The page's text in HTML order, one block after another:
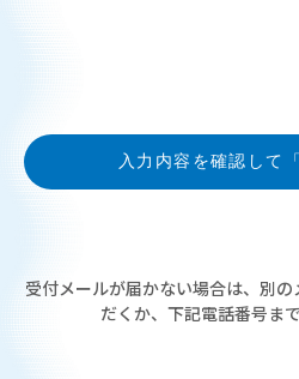
受付メールが届かない場合は、別
だくか、下記電話番号ま